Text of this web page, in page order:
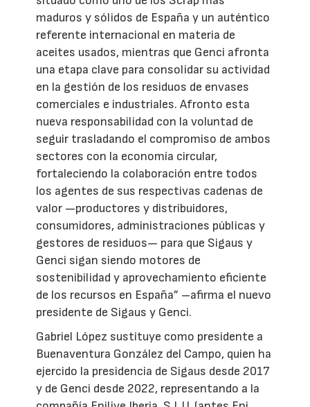
maduros y sólidos de España y un auténtico
referente internacional en materia de
aceites usados, mientras que Genci afronta
una etapa clave para consolidar su actividad
en la gestión de los residuos de envases
comerciales e industriales. Afronto esta
nueva responsabilidad con la voluntad de
seguir trasladando el compromiso de ambos
sectores con la economía circular,
fortaleciendo la colaboración entre todos
los agentes de sus respectivas cadenas de
valor —productores y distribuidores,
consumidores, administraciones públicas y
gestores de residuos— para que Sigaus y
Genci sigan siendo motores de
sostenibilidad y aprovechamiento eficiente
de los recursos en España” –afirma el nuevo
presidente de Sigaus y Genci.
Gabriel López sustituye como presidente a
Buenaventura González del Campo, quien ha
ejercido la presidencia de Sigaus desde 2017
y de Genci desde 2022, representando a la